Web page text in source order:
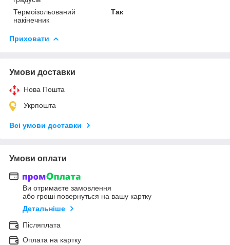
Термоізольований
накінечник
Так
Приховати
Умови доставки
Нова Пошта
Укрпошта
Всі умови доставки
Умови оплати
Ви отримаєте замовлення
або гроші повернуться на вашу картку
Детальніше
Післяплата
Оплата на картку